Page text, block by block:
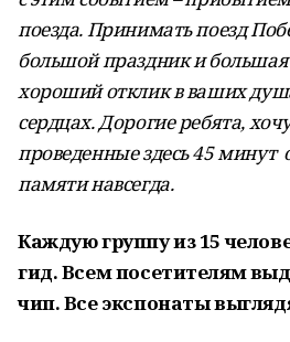
поезда. Принимать поезд
большой праздник и большая
хороший отклик в ваших
сердцах. Дорогие ребята,
проведенные здесь 45 минут
памяти навсегда.
Каждую группу из 15
гид. Всем посетителям
чип.Все экспонаты